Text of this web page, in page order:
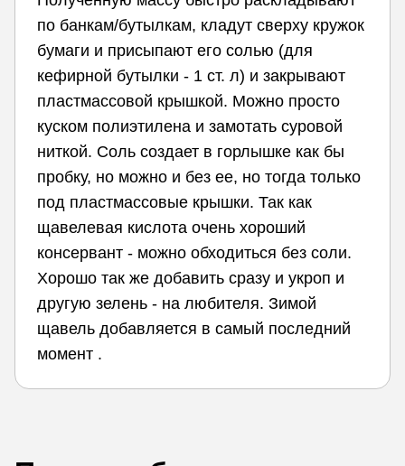
по банкам/бутылкам, кладут сверху кружок
бумаги и присыпают его солью (для
кефирной бутылки - 1 ст. л) и закрывают
пластмассовой крышкой. Можно просто
куском полиэтилена и замотать суровой
ниткой. Соль создает в горлышке как бы
пробку, но можно и без ее, но тогда только
под пластмассовые крышки. Так как
щавелевая кислота очень хороший
консервант - можно обходиться без соли.
Хорошо так же добавить сразу и укроп и
другую зелень - на любителя. Зимой
щавель добавляется в самый последний
момент .